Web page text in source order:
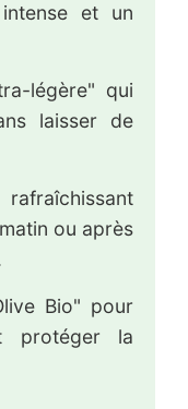
et un
légère" qui
laisser de
ou après
Bio" pour
protéger la